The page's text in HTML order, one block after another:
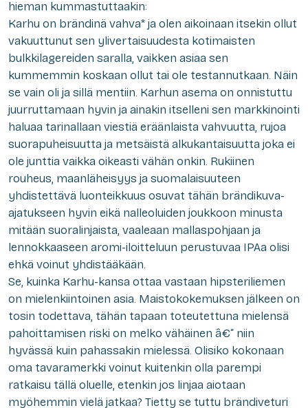
hieman kummastuttaakin:
Karhu on brändinä vahva* ja olen aikoinaan itsekin ollut
vakuuttunut sen ylivertaisuudesta kotimaisten
bulkkilagereiden saralla, vaikken asiaa sen
kummemmin koskaan ollut tai ole testannutkaan. Näin
se vain oli ja sillä mentiin. Karhun asema on onnistuttu
juurruttamaan hyvin ja ainakin itselleni sen markkinointi
haluaa tarinallaan viestiä eräänlaista vahvuutta, rujoa
suorapuheisuutta ja metsäistä alkukantaisuutta joka ei
ole junttia vaikka oikeasti vähän onkin. Rukiinen
rouheus, maanläheisyys ja suomalaisuuteen
yhdistettävä luonteikkuus osuvat tähän brändikuva-
ajatukseen hyvin eikä nalleoluiden joukkoon minusta
mitään suoralinjaista, vaaleaan mallaspohjaan ja
lennokkaaseen aromi-iloitteluun perustuvaa IPAa olisi
ehkä voinut yhdistääkään.
Se, kuinka Karhu-kansa ottaa vastaan hipsteriliemen
on mielenkiintoinen asia. Maistokokemuksen jälkeen on
tosin todettava, tähän tapaan toteutettuna mielensä
pahoittamisen riski on melko vähäinen â€“ niin
hyvässä kuin pahassakin mielessä. Olisiko kokonaan
oma tavaramerkki voinut kuitenkin olla parempi
ratkaisu tällä oluelle, etenkin jos linjaa aiotaan
myöhemmin vielä jatkaa? Tietty se tuttu brändiveturi